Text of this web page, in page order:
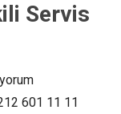
Servis
601 11 11